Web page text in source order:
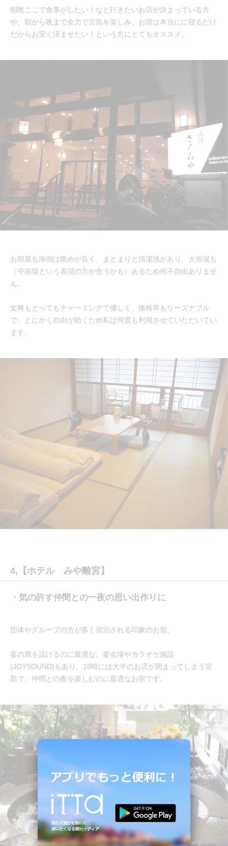
朝晩ここで食事がしたい！など行きたいお店が決まっている方
や、朝から晩まで全力で宮島を楽しみ、お宿は本当にに寝るだけ
だからお安く済ませたい！という方にとてもオススメ。
お部屋も海側は眺めが良く、まとまりと清潔感があり、大浴場も
（中浴場という表現の方が合うかも）あるため何不自由ありませ
ん。
女将もとってもチャーミングで優しく、価格帯もリーズナブル
で、とにかく自由が効くため私は何度も利用させていただいてい
ます。
4,【ホテル みや離宮】
・気の許す仲間との一夜の思い出作りに
団体やグループの方が多く宿泊される印象のお宿。
宴の席を設けるのに最適な、宴会場やカラオケ施設
(JOYSOUND)もあり、18時には大半のお店が閉まってしまう宮
島で、仲間との夜を楽しむのに最適なお宿です。